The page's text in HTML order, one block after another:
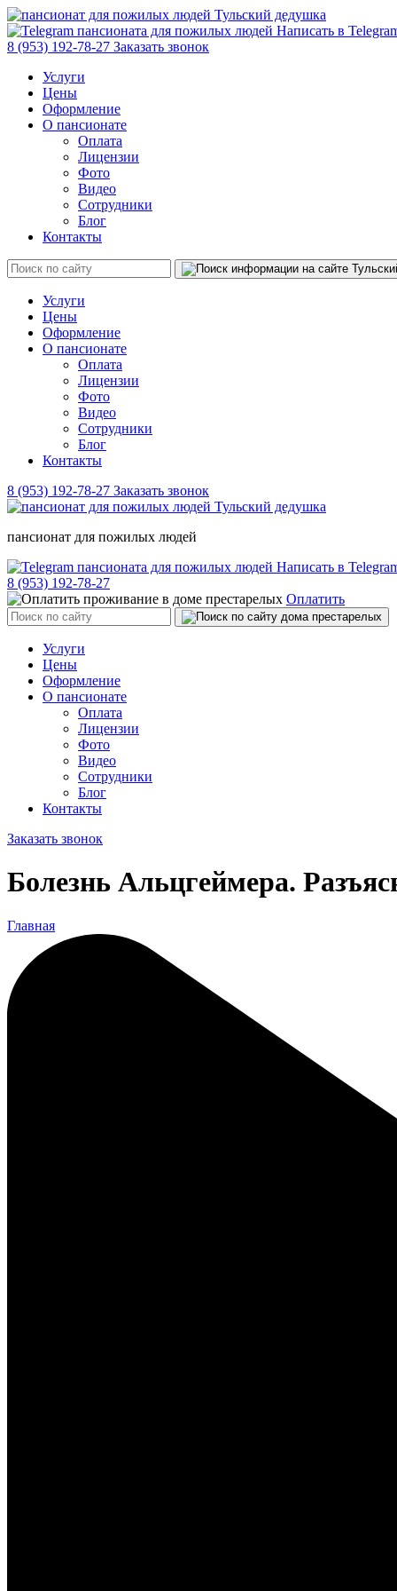
Написать в
8 (953) 192-78-27 Заказать звонок
Услуги
Цены
Оформление
О пансионате
Оплата
Лицензии
Фото
Видео
Сотрудники
Блог
Контакты
Услуги
Цены
Оформление
О пансионате
Оплата
Лицензии
Фото
Видео
Сотрудники
Блог
Контакты
8 (953) 192-78-27 Заказать звонок
пансионат для пожилых людей
Написать в
8 (953) 192-78-27
Оплатить
Услуги
Цены
Оформление
О пансионате
Оплата
Лицензии
Фото
Видео
Сотрудники
Блог
Контакты
Заказать звонок
Болезнь Альцгеймера.
Главная